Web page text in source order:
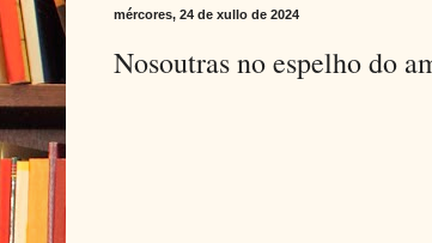
mércores, 24 de xullo de 2024
Nosoutras no espelho do